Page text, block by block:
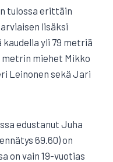
tulossa erittäin
lisäksi
kaudella yli 79 metriä
miehet Mikko
Leinonen sekä Jari
edustanut Juha
69.60) on
on vain 19-vuotias